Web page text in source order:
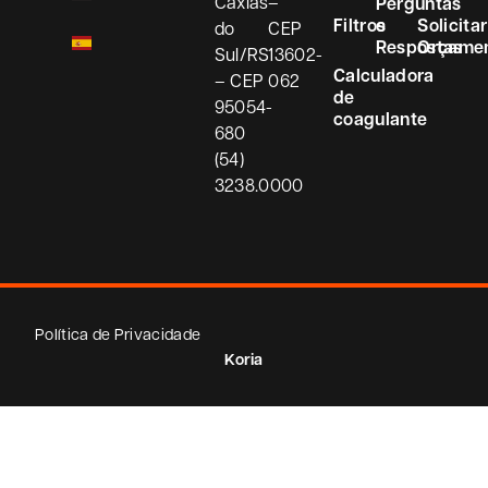
do
Sul/RS
– CEP
95054-
680
(54)
3238.0000
CEP
13602-
062
Filtros
Calculadora
de
coagulante
e
Respostas
Solicitar
Política de Privacidade
Koria